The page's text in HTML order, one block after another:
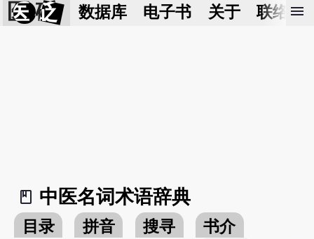
医 砭 数据库 电子书 关于 联络我
menu
book_2
中医名词术语辞典
目录 拼音 搜寻
书介